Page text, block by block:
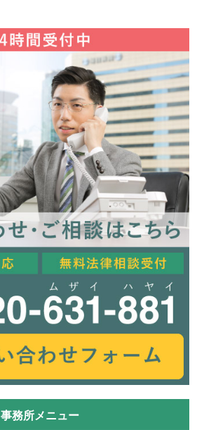
事務所メニュー